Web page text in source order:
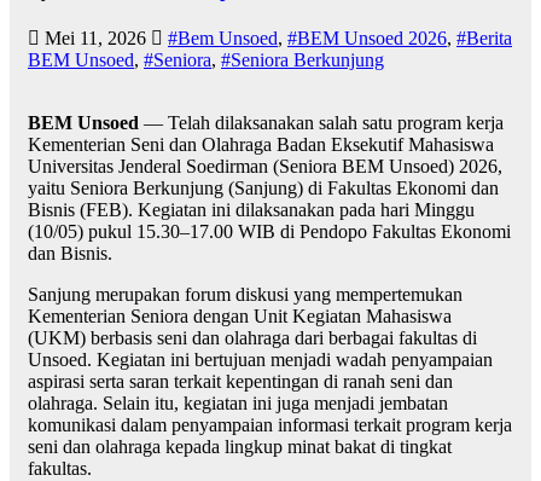
Mei 11, 2026 #Bem Unsoed, #BEM Unsoed 2026, #Berita
BEM Unsoed, #Seniora, #Seniora Berkunjung
BEM Unsoed — Telah dilaksanakan salah satu program kerja
Kementerian Seni dan Olahraga Badan Eksekutif Mahasiswa
Universitas Jenderal Soedirman (Seniora BEM Unsoed) 2026,
yaitu Seniora Berkunjung (Sanjung) di Fakultas Ekonomi dan
Bisnis (FEB). Kegiatan ini dilaksanakan pada hari Minggu
(10/05) pukul 15.30–17.00 WIB di Pendopo Fakultas Ekonomi
dan Bisnis.
Sanjung merupakan forum diskusi yang mempertemukan
Kementerian Seniora dengan Unit Kegiatan Mahasiswa
(UKM) berbasis seni dan olahraga dari berbagai fakultas di
Unsoed. Kegiatan ini bertujuan menjadi wadah penyampaian
aspirasi serta saran terkait kepentingan di ranah seni dan
olahraga. Selain itu, kegiatan ini juga menjadi jembatan
komunikasi dalam penyampaian informasi terkait program kerja
seni dan olahraga kepada lingkup minat bakat di tingkat
fakultas.